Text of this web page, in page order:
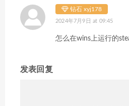
钻石 xyj178
2024年7月9日 at 09:45
怎么在wins上运行的
发表回复